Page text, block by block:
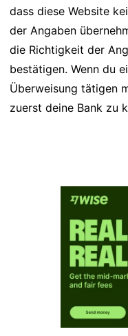
dass diese Website
der Angaben
die Richtigkeit der
bestätigen. Wenn du
Überweisung tätigen
zuerst deine Bank zu